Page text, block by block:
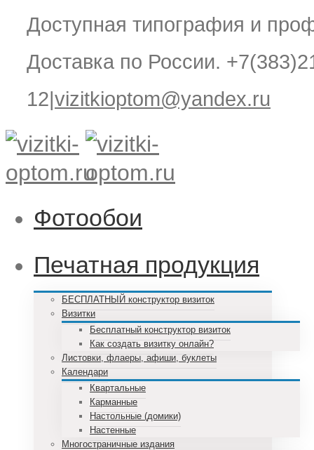
Доступная типография и
Доставка по России.
12|vizitkioptom@yandex.ru
Фотообои
Печатная продукция
БЕСПЛАТНЫЙ конструктор визиток
Визитки
Бесплатный конструктор визиток
Как создать визитку онлайн?
Листовки, флаеры, афиши, буклеты
Календари
Квартальные
Карманные
Настольные (домики)
Настенные
Многостраничные издания